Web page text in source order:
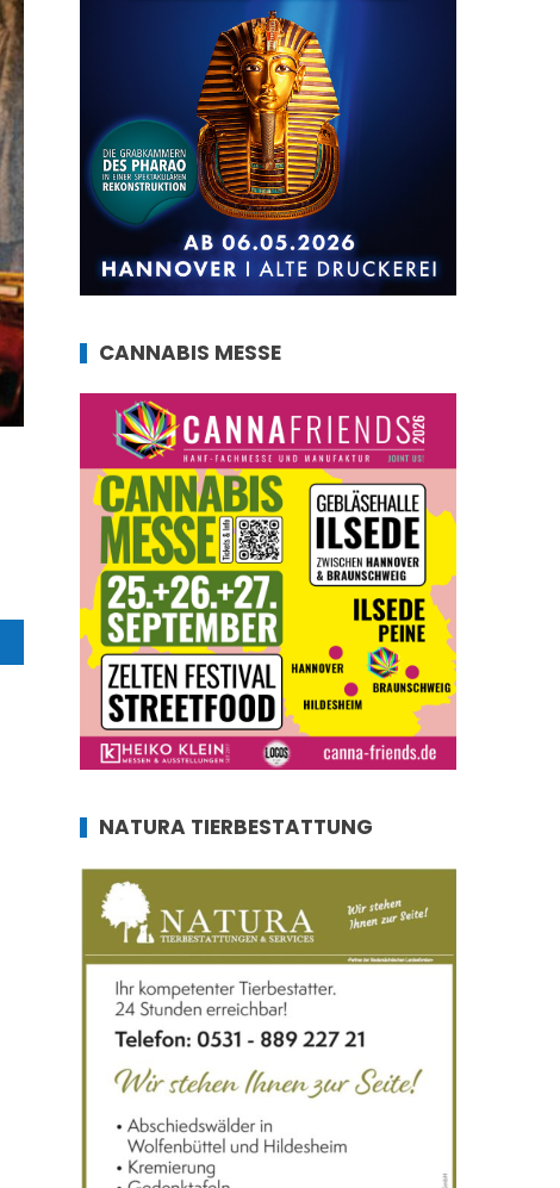
CANNABIS MESSE
NATURA TIERBESTATTUNG